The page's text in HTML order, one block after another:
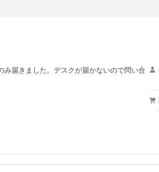
み届きました。デスクが届かないので問い合